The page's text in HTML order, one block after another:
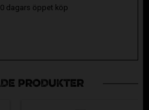
dagars öppet köp
PRODUKTER